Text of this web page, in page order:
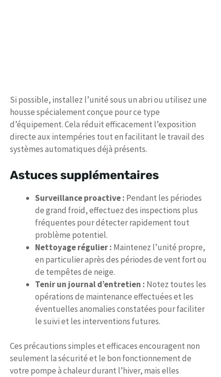
Si possible, installez l’unité sous un abri ou utilisez une
housse spécialement conçue pour ce type
d’équipement. Cela réduit efficacement l’exposition
directe aux intempéries tout en facilitant le travail des
systèmes automatiques déjà présents.
Astuces supplémentaires
Surveillance proactive : Pendant les périodes
de grand froid, effectuez des inspections plus
fréquentes pour détecter rapidement tout
problème potentiel.
Nettoyage régulier : Maintenez l’unité propre,
en particulier après des périodes de vent fort ou
de tempêtes de neige.
Tenir un journal d’entretien : Notez toutes les
opérations de maintenance effectuées et les
éventuelles anomalies constatées pour faciliter
le suivi et les interventions futures.
Ces précautions simples et efficaces encouragent non
seulement la sécurité et le bon fonctionnement de
votre pompe à chaleur durant l’hiver, mais elles